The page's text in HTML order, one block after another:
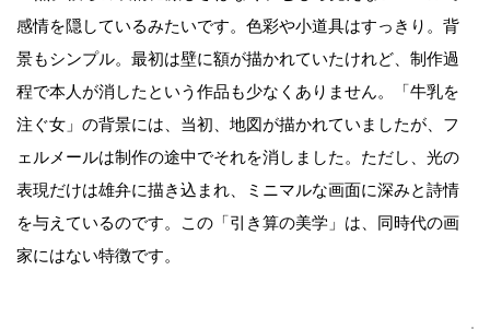
感情を隠しているみたいです。色彩や小道具はすっきり。背
景もシンプル。最初は壁に額が描かれていたけれど、制作過
程で本人が消したという作品も少なくありません。「牛乳を
注ぐ女」の背景には、当初、地図が描かれていましたが、フ
ェルメールは制作の途中でそれを消しました。ただし、光の
表現だけは雄弁に描き込まれ、ミニマルな画面に深みと詩情
を与えているのです。この「引き算の美学」は、同時代の画
家にはない特徴です。